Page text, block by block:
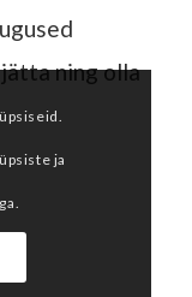
ning olla
ja